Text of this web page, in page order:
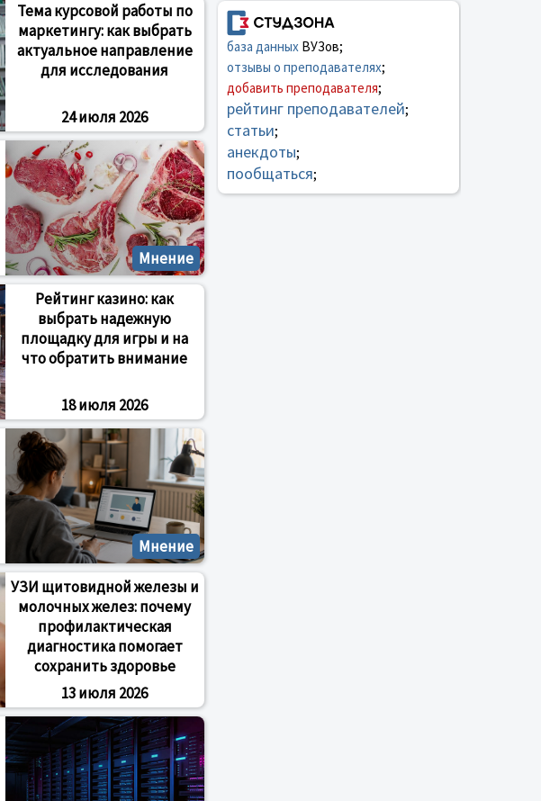
Тема курсовой работы по
маркетингу: как выбрать
актуальное направление
для исследования
24 июля 2026
Мнение
Рейтинг казино: как
выбрать надежную
площадку для игры и на
что обратить внимание
18 июля 2026
Мнение
УЗИ щитовидной железы и
молочных желез: почему
профилактическая
диагностика помогает
сохранить здоровье
13 июля 2026
база данныхВУЗов;
отзывы о преподавателях;
добавить преподавателя;
рейтинг преподавателей;
статьи;
анекдоты;
пообщаться;